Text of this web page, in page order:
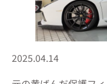
2025.04.14